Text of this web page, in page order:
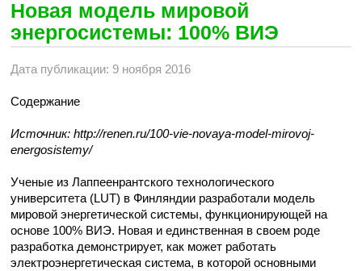
Новая модель мировой
энергосистемы: 100% ВИЭ
Дата публикации: 9 ноября 2016
Содержание
Источник: http://renen.ru/100-vie-novaya-model-mirovoj-
energosistemy/
Ученые из Лаппеенрантского технологического
университета (LUT) в Финляндии разработали модель
мировой энергетической системы, функционирующей на
основе 100% ВИЭ. Новая и единственная в своем роде
разработка демонстрирует, как может работать
электроэнергетическая система, в которой основными